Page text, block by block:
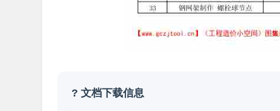
? 文档下载信息